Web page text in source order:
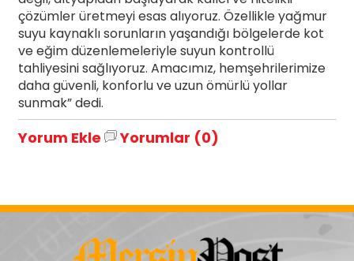
çözümler üretmeyi esas alıyoruz. Özellikle yağmur
suyu kaynaklı sorunların yaşandığı bölgelerde kot
ve eğim düzenlemeleriyle suyun kontrollü
tahliyesini sağlıyoruz. Amacımız, hemşehrilerimize
daha güvenli, konforlu ve uzun ömürlü yollar
sunmak” dedi.
Yorum Ekle Yorumlar (0)